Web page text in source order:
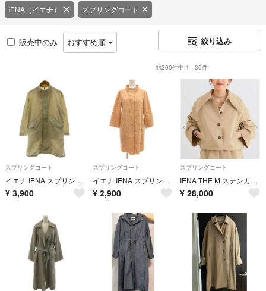
IENA（イエナ） スプリングコート
販売中のみ おすすめ順 絞り込み
約200件中 1 - 36件
スプリングコート
イエナ IENA スプリングコート 長袖 ミドル 36 アイボリー /GG
¥ 3,900
スプリングコート
イエナ IENA スプリングコート スタンドカラー オレンジ 黄色 イエロー
¥ 2,900
スプリングコート
IENA THE M ステンカラージャケット
¥ 28,000